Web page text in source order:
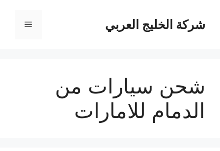
المحتوىشركة الخليج العربي القائمة
شحن سيارات من
الدمام للامارات